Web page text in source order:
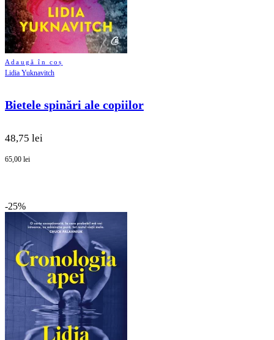
Adaugă în coș
Lidia Yuknavitch
Bietele spinări ale copiilor
48,75 lei
65,00 lei
-25%